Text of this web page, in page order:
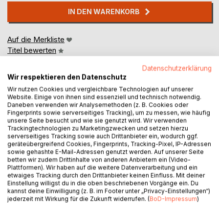
IN DEN WARENKORB
Auf die Merkliste
Titel bewerten
BESCHREIBUNG
Die Zeiten sind unruhig geworden. Informationsvielfalt und
permanenter Wandel in Technologien und
Marktgegebenheiten machen es den Organisationen von
heute schwer einen klaren Kurs beizubehalten. Aber wie
wird Wandel für uns steuerbar, wie können Organisationen
und Unternehmen den Wandel zielgerichtet gestalten?
Datenschutzerklärung
Wir respektieren den Datenschutz
Wir nutzen Cookies und vergleichbare Technologien auf unserer
Website. Einige von ihnen sind essenziell und technisch notwendig.
Daneben verwenden wir Analysemethoden (z. B. Cookies oder
Fingerprints sowie serverseitiges Tracking), um zu messen, wie häufig
unsere Seite besucht und wie sie genutzt wird. Wir verwenden
Trackingtechnologien zu Marketingzwecken und setzen hierzu
serverseitiges Tracking sowie auch Drittanbieter ein, wodurch ggf.
geräteübergreifend Cookies, Fingerprints, Tracking-Pixel, IP-Adressen
sowie gehashte E-Mail-Adressen genutzt werden. Auf unserer Seite
betten wir zudem Drittinhalte von anderen Anbietern ein (Video-
Plattformen). Wir haben auf die weitere Datenverarbeitung und ein
etwaiges Tracking durch den Drittanbieter keinen Einfluss. Mit deiner
Einstellung willigst du in die oben beschriebenen Vorgänge ein. Du
kannst deine Einwilligung (z. B. im Footer unter „Privacy-Einstellungen“)
jederzeit mit Wirkung für die Zukunft widerrufen. (BoD-Impressum)